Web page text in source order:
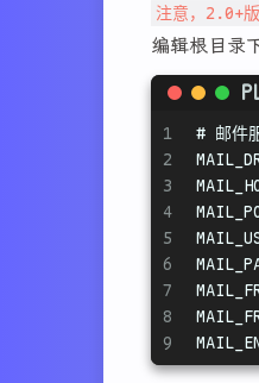
注意，2.0+
编辑根目录
1
2
3
4
5
6
7
8
9
# 邮件